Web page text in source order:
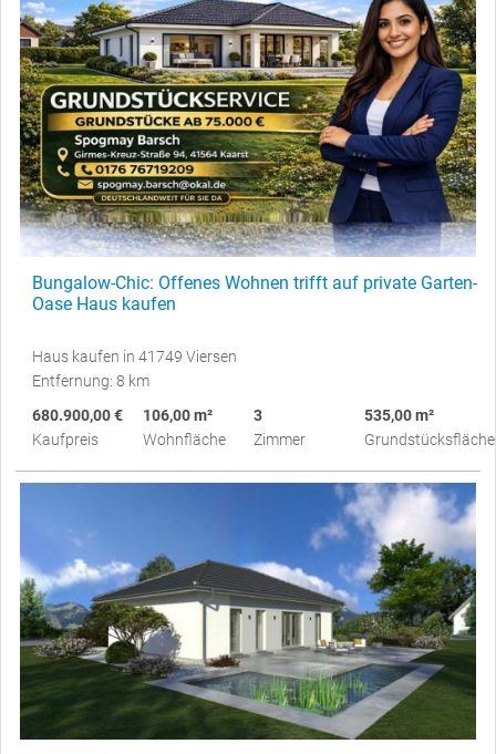
Bungalow-Chic: Offenes Wohnen trifft auf private Garten-
Oase Haus kaufen
Haus kaufen in 41749 Viersen
Entfernung: 8 km
680.900,00 €
Kaufpreis
106,00 m²
Wohnfläche
3
Zimmer
535,00 m²
Grundstücksfläche